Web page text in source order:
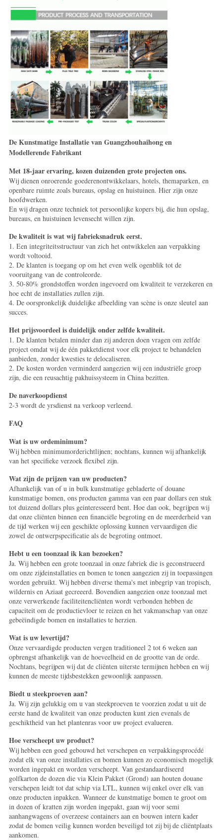
De Kunstmatige Installatie van Guangzhouhaihong en
Modellerende Fabrikant
Met 18-jaar ervaring, kozen duizenden grote projecten ons.
Wij dienen onroerende goederenontwikkelaars, hotels, themaparken, en
openbare ruimte zoals bureaus, opslag en huistuinen. Hier zijn onze
hoofdwerken.
En wij dragen onze techniek tot persoonlijke kopers bij, die hun opslag,
bureaus, en huistuinen levensecht willen zijn.
De kwaliteit is wat wij fabrieksnadruk eerst.
1. Een integriteitsstructuur van zich het ontwikkelen aan verpakking
wordt voltooid.
2. De klanten is toegang op om het even welk ogenblik tot de
vooruitgang van de controleorde.
3. 50-80% grondstoffen worden ingevoerd om kwaliteit te verzekeren en
hoe echt de installaties zullen zijn.
4. De oorspronkelijk duidelijke afbeelding van scène is onze sleutel aan
succes.
Het prijsvoordeel is duidelijk onder zelfde kwaliteit.
1. De klanten betalen minder dan zij anderen doen vragen om zelfde
project omdat wij de één pakketdienst voor elk project te behandelen
aanbieden, zonder kwesties te delocaliseren.
2. De kosten worden verminderd aangezien wij een industriële groep
zijn, die een reusachtig pakhuissysteem in China bezitten.
De naverkoopdienst
2-3 wordt de yrsdienst na verkoop verleend.
FAQ
Wat is uw ordeminimum?
Wij hebben minimumorderichtlijnen; nochtans, kunnen wij afhankelijk
van het specifieke verzoek flexibel zijn.
Wat zijn de prijzen van uw producten?
Afhankelijk van of u in bulk kunstmatige gebladerte of douane
kunstmatige bomen, ons producten gamma van een paar dollars een stuk
tot duizend dollars plus geinteresseerd bent. Hoe dan ook, begrijpen wij
dat onze cliënten binnen een financiële begroting en de meerderheid van
de tijd werken wij een geschikte oplossing kunnen vervaardigen die
zowel de ontwerpspecificatie als de begroting ontmoet.
Hebt u een toonzaal ik kan bezoeken?
Ja. Wij hebben een grote toonzaal in onze fabriek die is geconstrueerd
om onze zijdeinstallaties en bomen te tonen aangezien zij in toepassingen
worden gebruikt. Wij hebben diverse thema's met inbegrip van tropisch,
wildernis en Aziaat gecreeerd. Bovendien aangezien onze toonzaal met
onze verwerkende faciliteitencliënten wordt verbonden hebben de
capaciteit om de productievloer te reizen en het vakmanschap van onze
gebeëindigde bomen en installaties te herzien.
Wat is uw levertijd?
Onze vervaardigde producten vergen traditioneel 2 tot 6 weken aan
opbrengst afhankelijk van de hoeveelheid en de grootte van de orde.
Nochtans, begrijpen wij dat de cliënten uiterste termijnen hebben en wij
kunnen de meeste tijdsbestekken gewoonlijk aanpassen.
Biedt u steekproeven aan?
Ja. Wij zijn gelukkig om u van steekproeven te voorzien zodat u uit de
eerste hand de kwaliteit van onze producten kunt zien evenals de
geschiktheid van het plantenras voor uw project evalueren.
Hoe verscheept uw product?
Wij hebben een goed gebouwd het verschepen en verpakkingsprocédé
zodat elk van onze installaties en bomen kunnen zo economisch mogelijk
worden ingepakt en worden verscheept. Van gestandaardiseerd
golfkarton de dozen die via Klein Pakket (Grond) aan houten douane
verschepen leidt tot dat schip via LTL, kunnen wij enkel over elk van
onze producten inpakken. Wanneer de kunstmatige bomen te groot om
in dozen of kratten zijn worden ingepakt, gaan wij voor semi
aanhangwagens of overzeese containers aan en bouwen intern kader
zodat de bomen veilig kunnen worden beveiligd tot zij bij de cliëntplaats
aankomen.